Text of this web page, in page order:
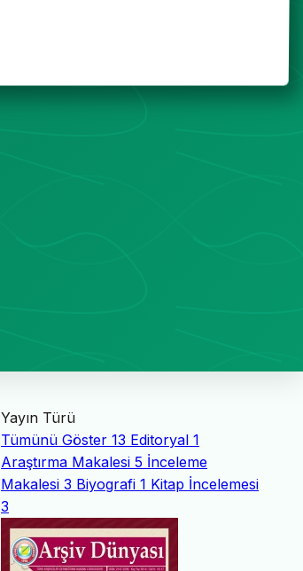
Yayın Türü
Tümünü Göster 13 Editoryal 1
Araştırma Makalesi 5 İnceleme
Makalesi 3 Biyografi 1 Kitap İncelemesi
3